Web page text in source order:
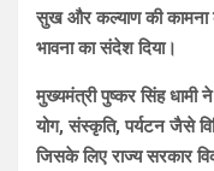
सुख और कल्याण की कामना
भावना का संदेश दिया।
मुख्यमंत्री पुष्कर सिंह धामी
योग, संस्कृति, पर्यटन जैसे
जिसके लिए राज्य सरकार